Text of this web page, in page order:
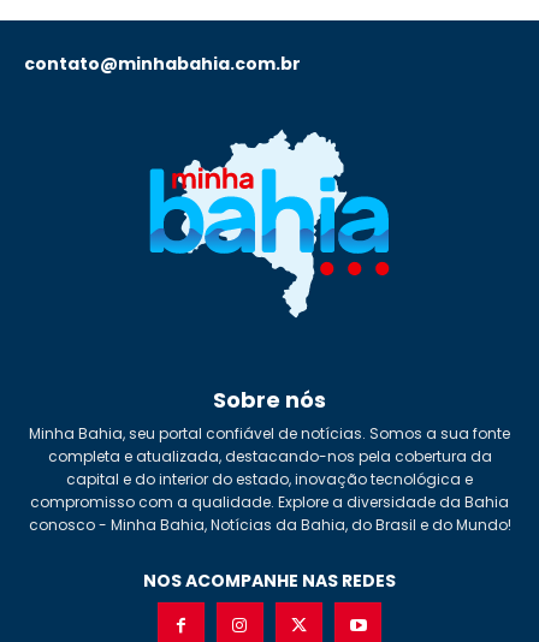
contato@minhabahia.com.br
Sobre nós
Minha Bahia, seu portal confiável de notícias. Somos a sua fonte
completa e atualizada, destacando-nos pela cobertura da
capital e do interior do estado, inovação tecnológica e
compromisso com a qualidade. Explore a diversidade da Bahia
conosco - Minha Bahia, Notícias da Bahia, do Brasil e do Mundo!
NOS ACOMPANHE NAS REDES